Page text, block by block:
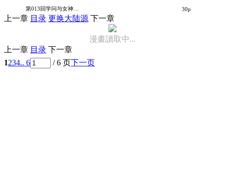
30p
上一章 目录 更换大陆源 下一章
漫畫讀取中...
上一章 目录 下一章
1234.. 6 / 6 页下一页